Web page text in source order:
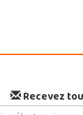
Recevez